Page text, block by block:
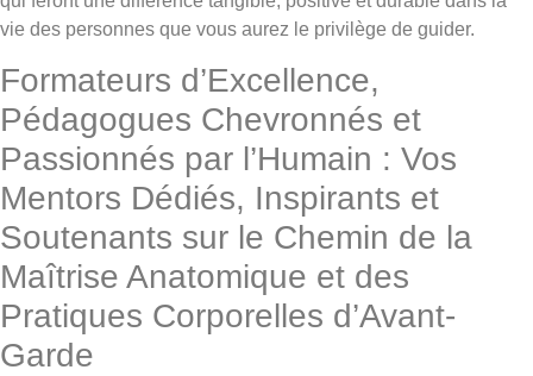
vie des personnes que vous aurez le privilège de guider.
Formateurs d’Excellence,
Pédagogues Chevronnés et
Passionnés par l’Humain : Vos
Mentors Dédiés, Inspirants et
Soutenants sur le Chemin de la
Maîtrise Anatomique et des
Pratiques Corporelles d’Avant-
Garde